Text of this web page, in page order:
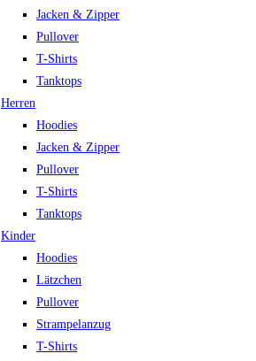
Jacken & Zipper
Pullover
T-Shirts
Tanktops
Herren
Hoodies
Jacken & Zipper
Pullover
T-Shirts
Tanktops
Kinder
Hoodies
Lätzchen
Pullover
Strampelanzug
T-Shirts